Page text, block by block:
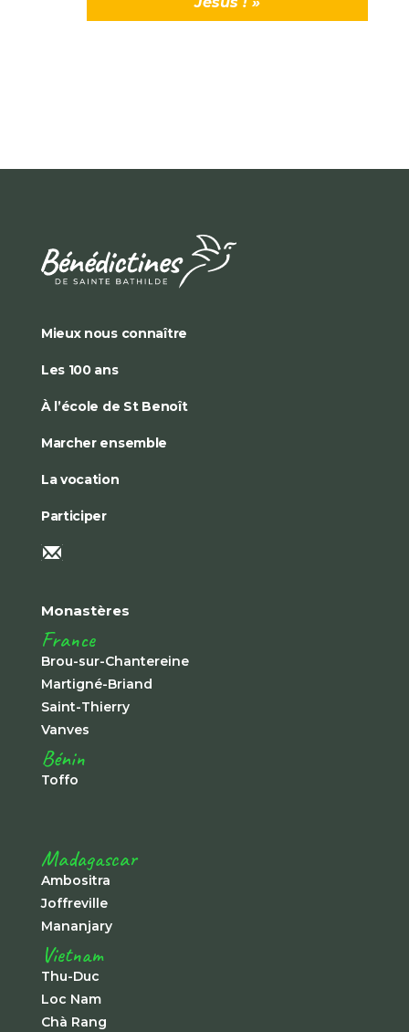
Mieux nous connaître
Les 100 ans
À l’école de St Benoît
Marcher ensemble
La vocation
Participer
Monastères
France
Brou-sur-Chantereine
Martigné-Briand
Saint-Thierry
Vanves
Bénin
Toffo
Madagascar
Ambositra
Joffreville
Mananjary
Vietnam
Thu-Duc
Loc Nam
Chà Rang